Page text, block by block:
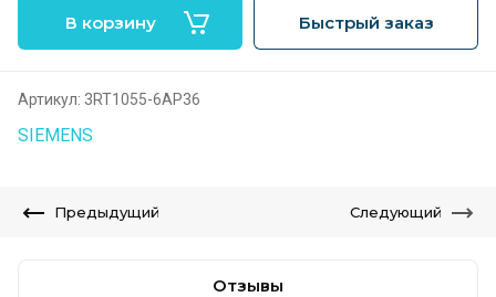
В корзину Быстрый заказ
Артикул: 3RT1055-6AP36
SIEMENS
Предыдущий Следующий
Отзывы